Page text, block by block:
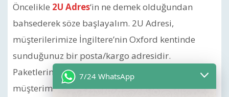
Öncelikle 2U Adres‘in ne demek olduğundan
bahsederek söze başlayalım. 2U Adresi,
müşterilerimize İngiltere’nin Oxford kentinde
sunduğunuz bir posta/kargo adresidir.
Paketlerimizden herhangi bir tanesini alıp
müşterimiz olduğunda size özel olarak fiziksel bir
7/24 WhatsApp